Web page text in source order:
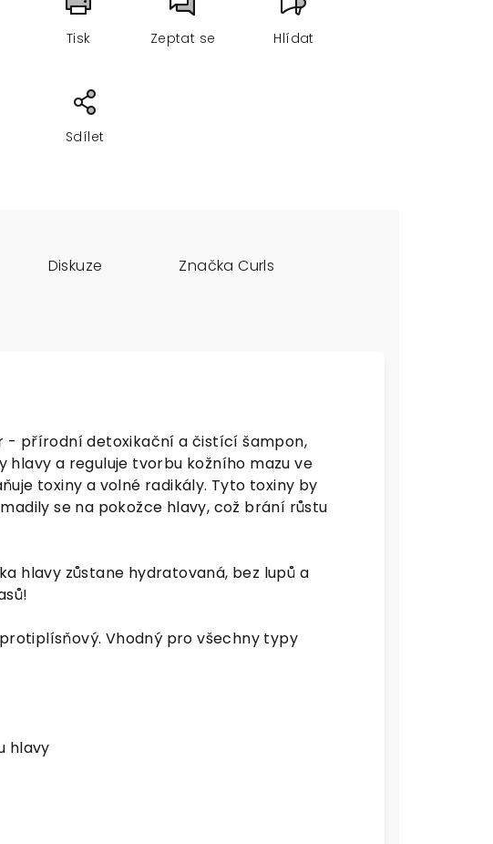
Tisk Zeptat se Hlídat
Sdílet
Diskuze Značka Curls
- přírodní detoxikační a čistící šampon,
a reguluje tvorbu kožního mazu ve
toxiny a volné radikály. Tyto toxiny by
se na pokožce hlavy, což brání růstu
hlavy zůstane hydratovaná, bez lupů a
Vhodný pro všechny typy
hlavy